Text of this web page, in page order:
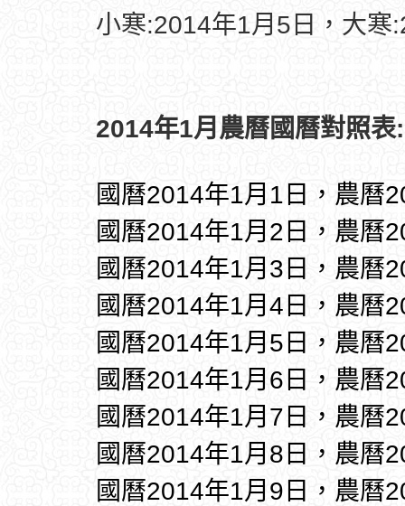
小寒:2014年1月5日，大寒
2014年1月農曆國曆對照表:
國曆2014年1月1日，農曆
國曆2014年1月2日，農曆
國曆2014年1月3日，農曆
國曆2014年1月4日，農曆
國曆2014年1月5日，農曆
國曆2014年1月6日，農曆
國曆2014年1月7日，農曆
國曆2014年1月8日，農曆
國曆2014年1月9日，農曆